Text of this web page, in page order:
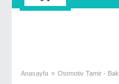
Anasayfa » Otomotiv Tamir -